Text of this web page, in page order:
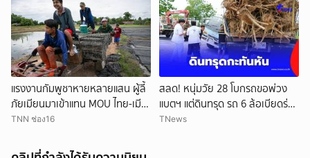
แรงงานกัมพูชาหายหลายแสน ผู้ลี้
ภัยเมียนมาเข้าแทน MOU ไทย-เมีย
นมาจะเปิดทางแค่ไหน
TNN ช่อง16
สลด! หนุ่มวัย 28 โบกรถขอพ่วง
แบตฯ แต่ดินทรุด รถ 6 ล้อเบียดร่าง
ดับ
TNews